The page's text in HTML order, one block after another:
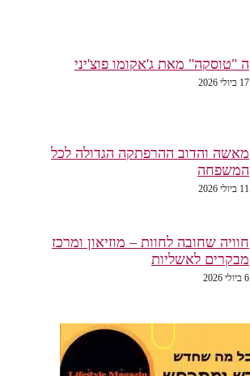
ה "טוסקה" מאת ג'אקומו פוצ'יני
17 ביולי 2026
מאשה והדוב ההרפתקה הגדולה לכל
המשפחה
11 ביולי 2026
חוויה שחובה לחוות – מוזיאון ומרכז
מבקרים לאשליות
6 ביולי 2026